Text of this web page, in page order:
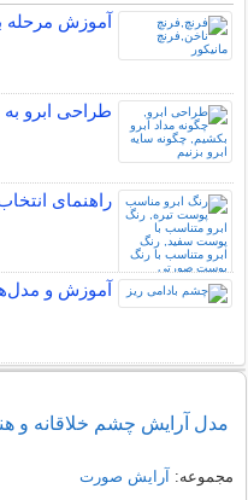
آموزش مرحله
طراحی ابرو
راهنمای
آموزش و
مدل آرایش چشم خلاقانه و
مجموعه: آرایش صورت